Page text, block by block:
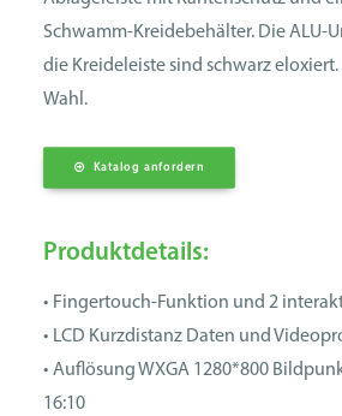
Schwamm-Kreidebehälter. Die ALU-
die Kreideleiste sind schwarz
Wahl.
Katalog anfordern
Produktdetails:
• Fingertouch-Funktion und 2
• LCD Kurzdistanz Daten und
• Auflösung WXGA 1280*800
16:10